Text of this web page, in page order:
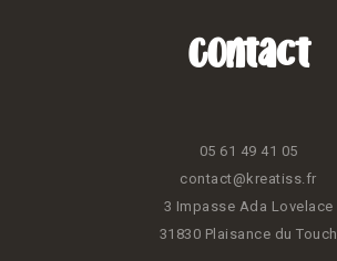
Contact
05 61 49 41 05
contact@kreatiss.fr
3 Impasse Ada Lovelace
31830 Plaisance du Touch